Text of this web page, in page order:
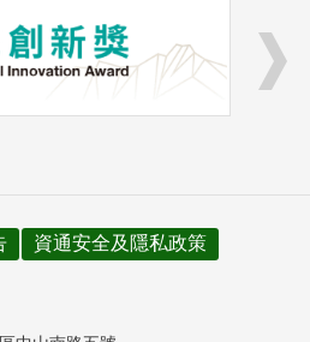
資通安全及隱私政策